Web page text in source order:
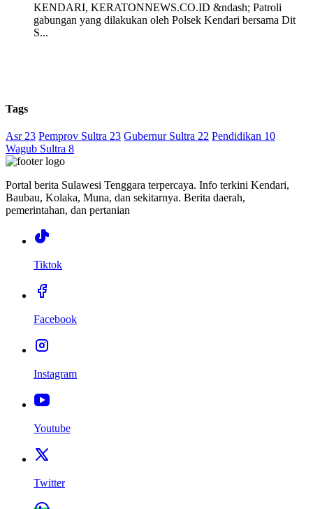
KENDARI, KERATONNEWS.CO.ID &ndash; Patroli
gabungan yang dilakukan oleh Polsek Kendari bersama Dit
S...
Tags
Asr 23 Pemprov Sultra 23 Gubernur Sultra 22 Pendidikan 10
Wagub Sultra 8
Portal berita Sulawesi Tenggara terpercaya. Info terkini Kendari,
Baubau, Kolaka, Muna, dan sekitarnya. Berita daerah,
pemerintahan, dan pertanian
Tiktok
Facebook
Instagram
Youtube
Twitter